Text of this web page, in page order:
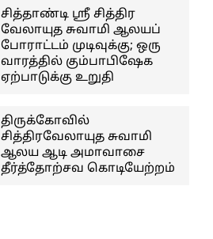
சித்தாண்டி ஸ்ரீ சித்திர
வேலாயுத சுவாமி ஆலயப்
போராட்டம் முடிவுக்கு; ஒரு
வாரத்தில் கும்பாபிஷேக
ஏற்பாடுக்கு உறுதி
திருக்கோவில்
சித்திரவேலாயுத சுவாமி
ஆலய ஆடி அமாவாசை
தீர்த்தோற்சவ கொடியேற்றம்